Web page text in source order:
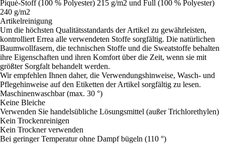
Piqué-Stoff (100 % Polyester) 215 g/m2 und Full (100 % Polyester)
240 g/m2
Artikelreinigung
Um die höchsten Qualitätsstandards der Artikel zu gewährleisten,
kontrolliert Errea alle verwendeten Stoffe sorgfältig. Die natürlichen
Baumwollfasern, die technischen Stoffe und die Sweatstoffe behalten
ihre Eigenschaften und ihren Komfort über die Zeit, wenn sie mit
größter Sorgfalt behandelt werden.
Wir empfehlen Ihnen daher, die Verwendungshinweise, Wasch- und
Pflegehinweise auf den Etiketten der Artikel sorgfältig zu lesen.
Maschinenwaschbar (max. 30 °)
Keine Bleiche
Verwenden Sie handelsübliche Lösungsmittel (außer Trichlorethylen)
Kein Trockenreinigen
Kein Trockner verwenden
Bei geringer Temperatur ohne Dampf bügeln (110 °)